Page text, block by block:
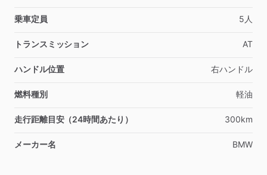
乗車定員 5人
トランスミッション AT
ハンドル位置 右ハンドル
燃料種別 軽油
走行距離目安（24時間あたり） 300km
メーカー名 BMW